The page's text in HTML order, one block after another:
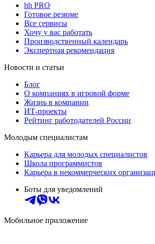
hh PRO
Готовое резюме
Все сервисы
Хочу у вас работать
Производственный календарь
Экспертная рекомендация
Новости и статьи
Блог
О компаниях в игровой форме
Жизнь в компании
ИТ-проекты
Рейтинг работодателей России
Молодым специалистам
Карьера для молодых специалистов
Школа программистов
Карьера в некоммерческих
Боты для уведомлений
Мобильное приложение